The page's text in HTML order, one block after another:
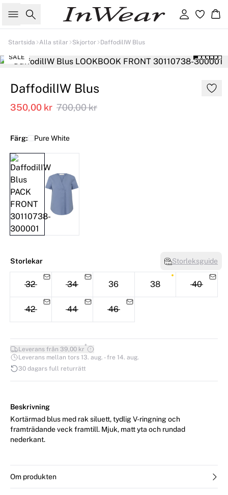
Sök Logga in
Startsida Alla stilar Skjortor DaffodilIW Blus
SALE
DaffodilIW Blus
350,00 kr 700,00 kr
Färg: Pure White
Storlekar Storleksguide
32 34 36 38 40
42 44 46
Leverans från 39,00 kr*
Leverans mellan tors 13. aug. - fre 14. aug.
30 dagars full returrätt
Beskrivning
Kortärmad blus med rak siluett, tydlig V-ringning och
framträdande veck framtill. Mjuk, matt yta och rundad
nederkant.
Om produkten